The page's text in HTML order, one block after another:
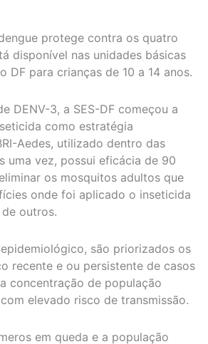
protege contra os quatro
disponível nas unidades básicas
DF para crianças de 10 a 14 anos.
DENV-3, a SES-DF começou a
como estratégia
Aedes, utilizado dentro das
uma vez, possui eficácia de 90
os mosquitos adultos que
onde foi aplicado o inseticida
outros.
são priorizados os
recente e ou persistente de casos
concentração de população
elevado risco de transmissão.
em queda e a população